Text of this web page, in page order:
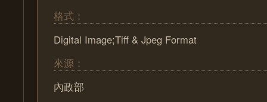
格式：
Digital Image;Tiff & Jpeg Format
來源：
內政部